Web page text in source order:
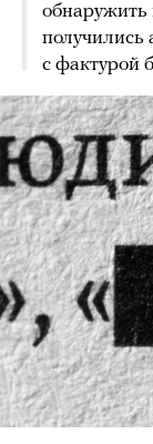
обнаружить
получились
с фактурой